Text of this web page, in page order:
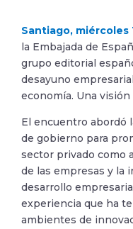
Santiago, miércoles
la Embajada de
grupo editorial
desayuno
economía. Una
El encuentro abordó
de gobierno para
sector privado como
de las empresas y la
desarrollo
experiencia que ha
ambientes de